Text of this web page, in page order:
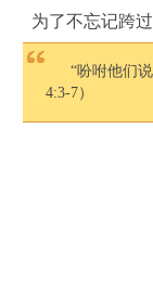
为了不忘记跨
“吩咐他们
4:3-7）